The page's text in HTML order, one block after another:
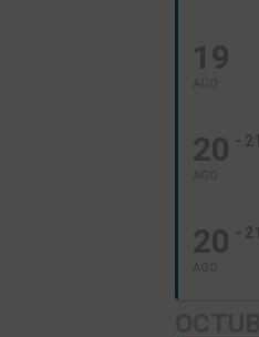
19
AGO
20
AGO
- 21
20
AGO
- 21